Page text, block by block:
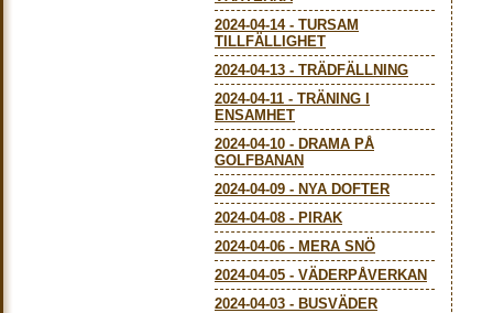
2024-04-14- TURSAM
TILLFÄLLIGHET
2024-04-13 - TRÄDFÄLLNING
2024-04-11 - TRÄNING I
ENSAMHET
2024-04-10 - DRAMA PÅ
GOLFBANAN
2024-04-09 - NYA DOFTER
2024-04-08 - PIRAK
2024-04-06 - MERA SNÖ
2024-04-05 - VÄDERPÅVERKAN
2024-04-03 - BUSVÄDER